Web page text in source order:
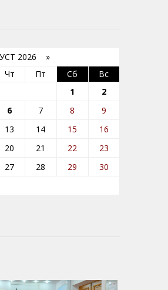
2026 »
Чт Пт Сб
Вс
1
2
6 7 8
9
13 14 15
16
20 21 22
23
27 28 29
30